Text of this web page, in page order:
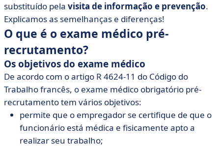
substituído pela visita de informação e prevenção.
Explicamos as semelhanças e diferenças!
O que é o exame médico pré-
recrutamento?
Os objetivos do exame médico
De acordo com o artigo R 4624-11 do Código do
Trabalho francês, o exame médico obrigatório pré-
recrutamento tem vários objetivos:
permite que o empregador se certifique de que o
funcionário está médica e fisicamente apto a
realizar seu trabalho;